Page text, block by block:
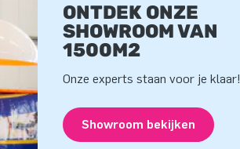
ONTDEK ONZE
SHOWROOM VAN
1500M2
Onze experts staan voor je klaar!
Showroom bekijken